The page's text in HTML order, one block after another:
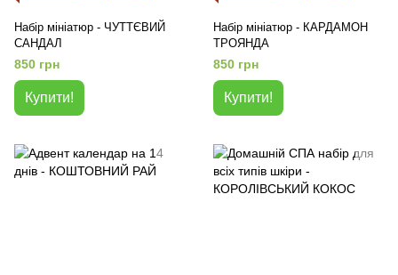
Набір мініатюр - ЧУТТЄВИЙ
САНДАЛ
850 грн
Купити!
Набір мініатюр - КАРДАМОН
ТРОЯНДА
850 грн
Купити!